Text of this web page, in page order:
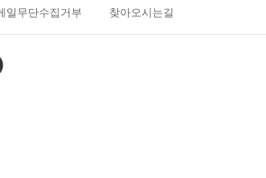
일무단수집거부 찾아오시는길